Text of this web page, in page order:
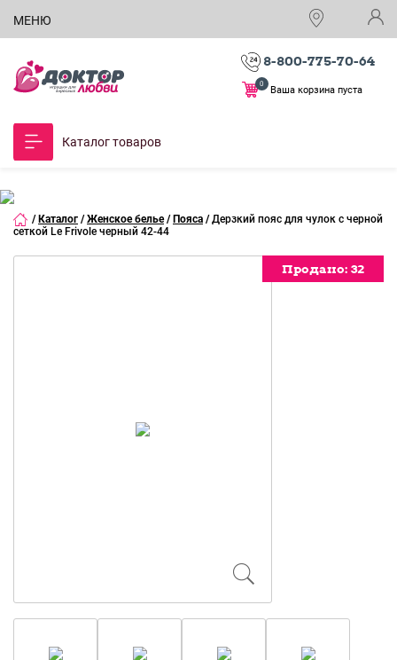
МЕНЮ
8-800-775-70-64
Ваша корзина пуста
0
Каталог товаров
/ Каталог / Женское белье / Пояса / Дерзкий пояс для чулок с черной
сеткой Le Frivole черный 42-44
Продано: 32
Продано: 32
Продано: 32
Продано: 32
Продано: 32